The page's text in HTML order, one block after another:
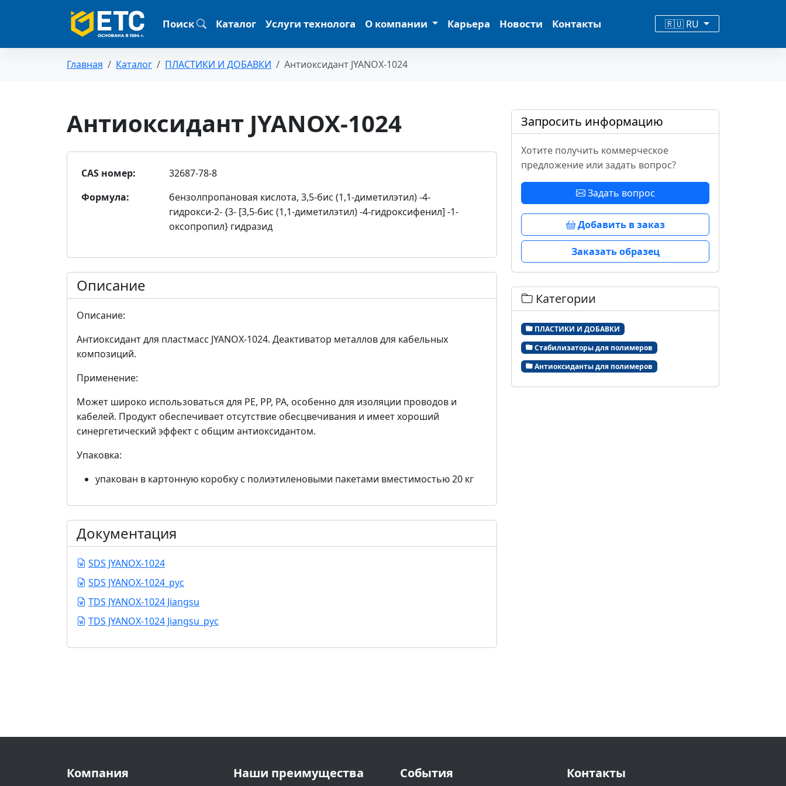
Поиск Каталог Услуги технолога О компании Карьера Новости Контакты 🇷🇺 RU
Главная Каталог ПЛАСТИКИ И ДОБАВКИ Антиоксидант JYANOX-1024
Антиоксидант JYANOX-1024
CAS номер:
32687-78-8
Формула:
бензолпропановая кислота, 3,5-бис (1,1-диметилэтил) -4-
гидрокси-2- {3- [3,5-бис (1,1-диметилэтил) -4-гидроксифенил] -1-
оксопропил} гидразид
Описание
Описание:
Антиоксидант для пластмасс JYANOX-1024. Деактиватор металлов для кабельных
композиций.
Применение:
Может широко использоваться для PE, PP, PA, особенно для изоляции проводов и
кабелей. Продукт обеспечивает отсутствие обесцвечивания и имеет хороший
синергетический эффект с общим антиоксидантом.
Упаковка:
упакован в картонную коробку с полиэтиленовыми пакетами вместимостью 20 кг
Документация
SDS JYANOX-1024
SDS JYANOX-1024_рус
TDS JYANOX-1024 Jiangsu
TDS JYANOX-1024 Jiangsu_рус
Запросить информацию
Хотите получить коммерческое
предложение или задать вопрос?
Задать вопрос
Добавить в заказ
Заказать образец
Категории
ПЛАСТИКИ И ДОБАВКИ
Стабилизаторы для полимеров
Антиоксиданты для полимеров
Компания Наши преимущества События Контакты